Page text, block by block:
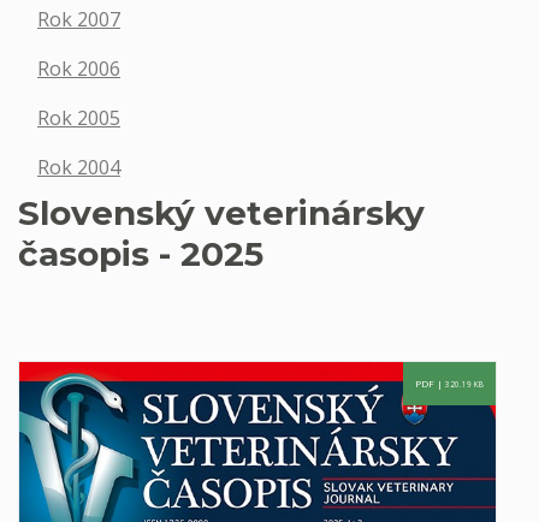
Rok 2007
Rok 2006
Rok 2005
Rok 2004
Slovenský veterinársky
časopis - 2025
PDF | 320.19 KB